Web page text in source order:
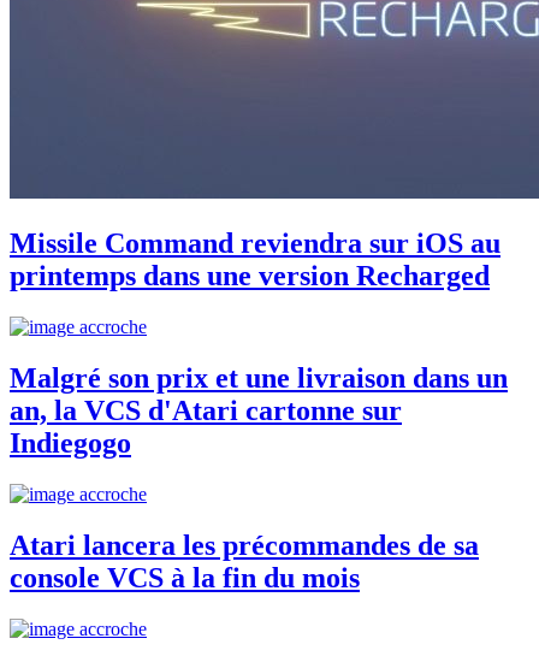
Missile Command reviendra sur iOS au
printemps dans une version Recharged
Malgré son prix et une livraison dans un
an, la VCS d'Atari cartonne sur
Indiegogo
Atari lancera les précommandes de sa
console VCS à la fin du mois